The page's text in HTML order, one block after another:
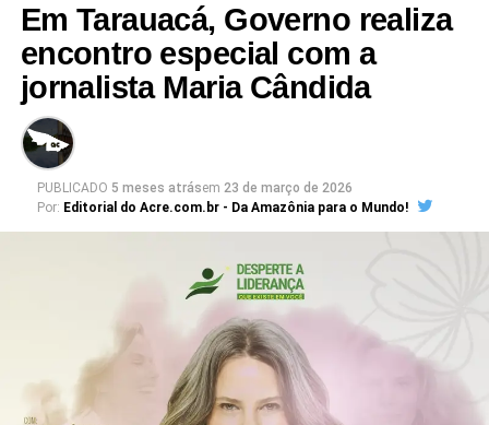
Em Tarauacá, Governo realiza
encontro especial com a
jornalista Maria Cândida
PUBLICADO 5 meses atrásem 23 de março de 2026
Por: Editorial do Acre.com.br - Da Amazônia para o Mundo!